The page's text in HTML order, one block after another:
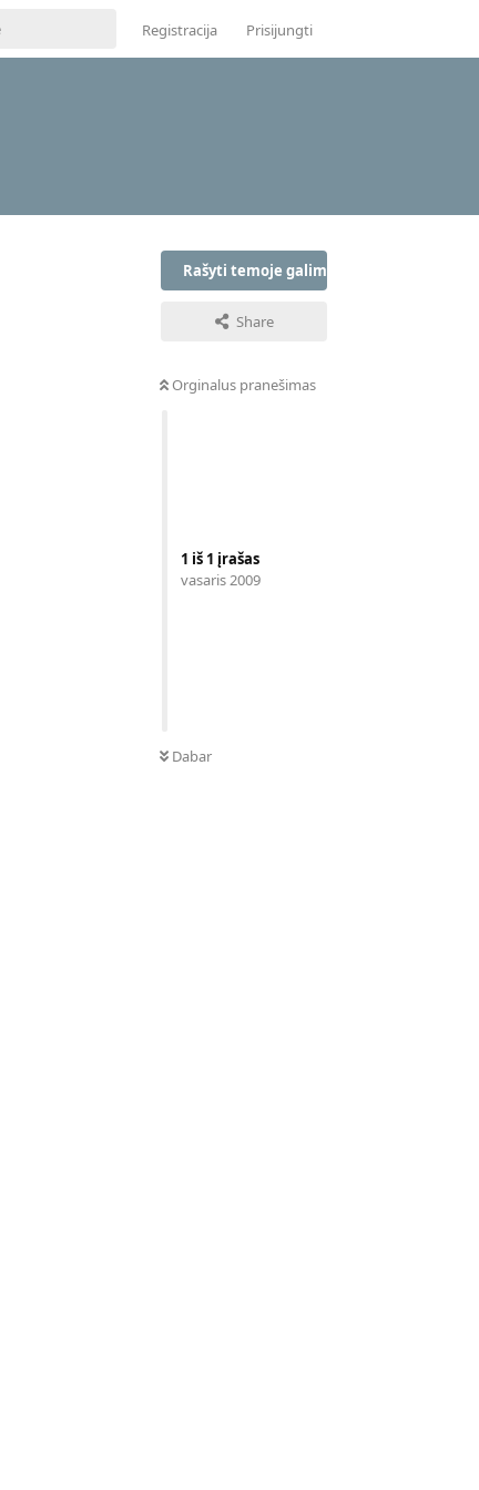
Registracija Prisijungti
Rašyti temoje galima tik prisijungus
Share
Orginalus pranešimas
1 iš 1 įrašas
vasaris 2009
Dabar